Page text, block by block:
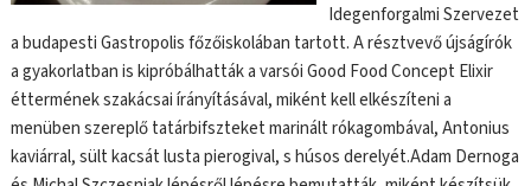
Idegenforgalmi Szervezet
a budapesti Gastropolis főzőiskolában tartott. A résztvevő újságírók
a gyakorlatban is kipróbálhatták a varsói Good Food Concept Elixir
éttermének szakácsai írányításával, miként kell elkészíteni a
menüben szereplő tatárbifszteket marinált rókagombával, Antonius
kaviárral, sült kacsát lusta pierogival, s húsos derelyét.Adam Dernoga